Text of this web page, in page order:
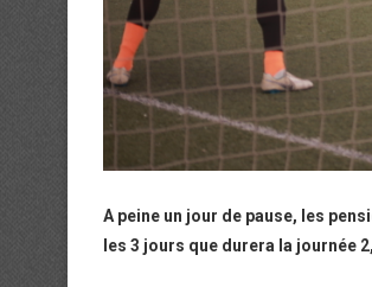
A peine un jour de pause, les
les 3 jours que durera la journée